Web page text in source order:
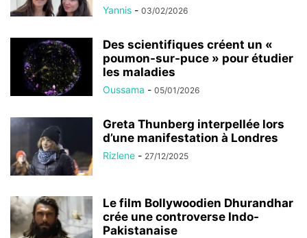
Yannis - 03/02/2026
Des scientifiques créent un «
poumon-sur-puce » pour étudier
les maladies
Oussama - 05/01/2026
Greta Thunberg interpellée lors
d’une manifestation à Londres
Rizlene - 27/12/2025
Le film Bollywoodien Dhurandhar
crée une controverse Indo-
Pakistanaise